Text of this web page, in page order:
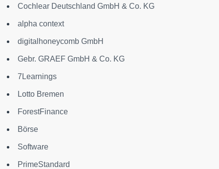
Cochlear Deutschland GmbH & Co. KG
alpha context
digitalhoneycomb GmbH
Gebr. GRAEF GmbH & Co. KG
7Learnings
Lotto Bremen
ForestFinance
Börse
Software
PrimeStandard